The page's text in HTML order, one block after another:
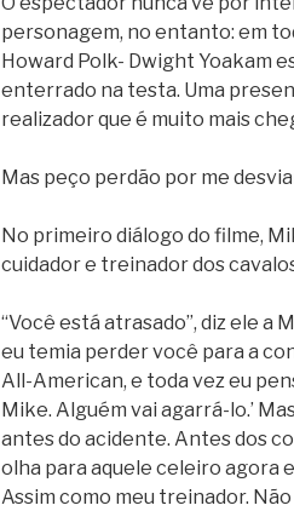
personagem, no entanto: em
Howard Polk- Dwight Yoakam
enterrado na testa. Uma
realizador que é muito mais
Mas peço perdão por me
No primeiro diálogo do filme,
cuidador e treinador dos
“Você está atrasado”, diz ele a
eu temia perder você para a
All-American, e toda vez eu
Mike. Alguém vai agarrá-lo.’
antes do acidente. Antes dos
olha para aquele celeiro agora
Assim como meu treinador.